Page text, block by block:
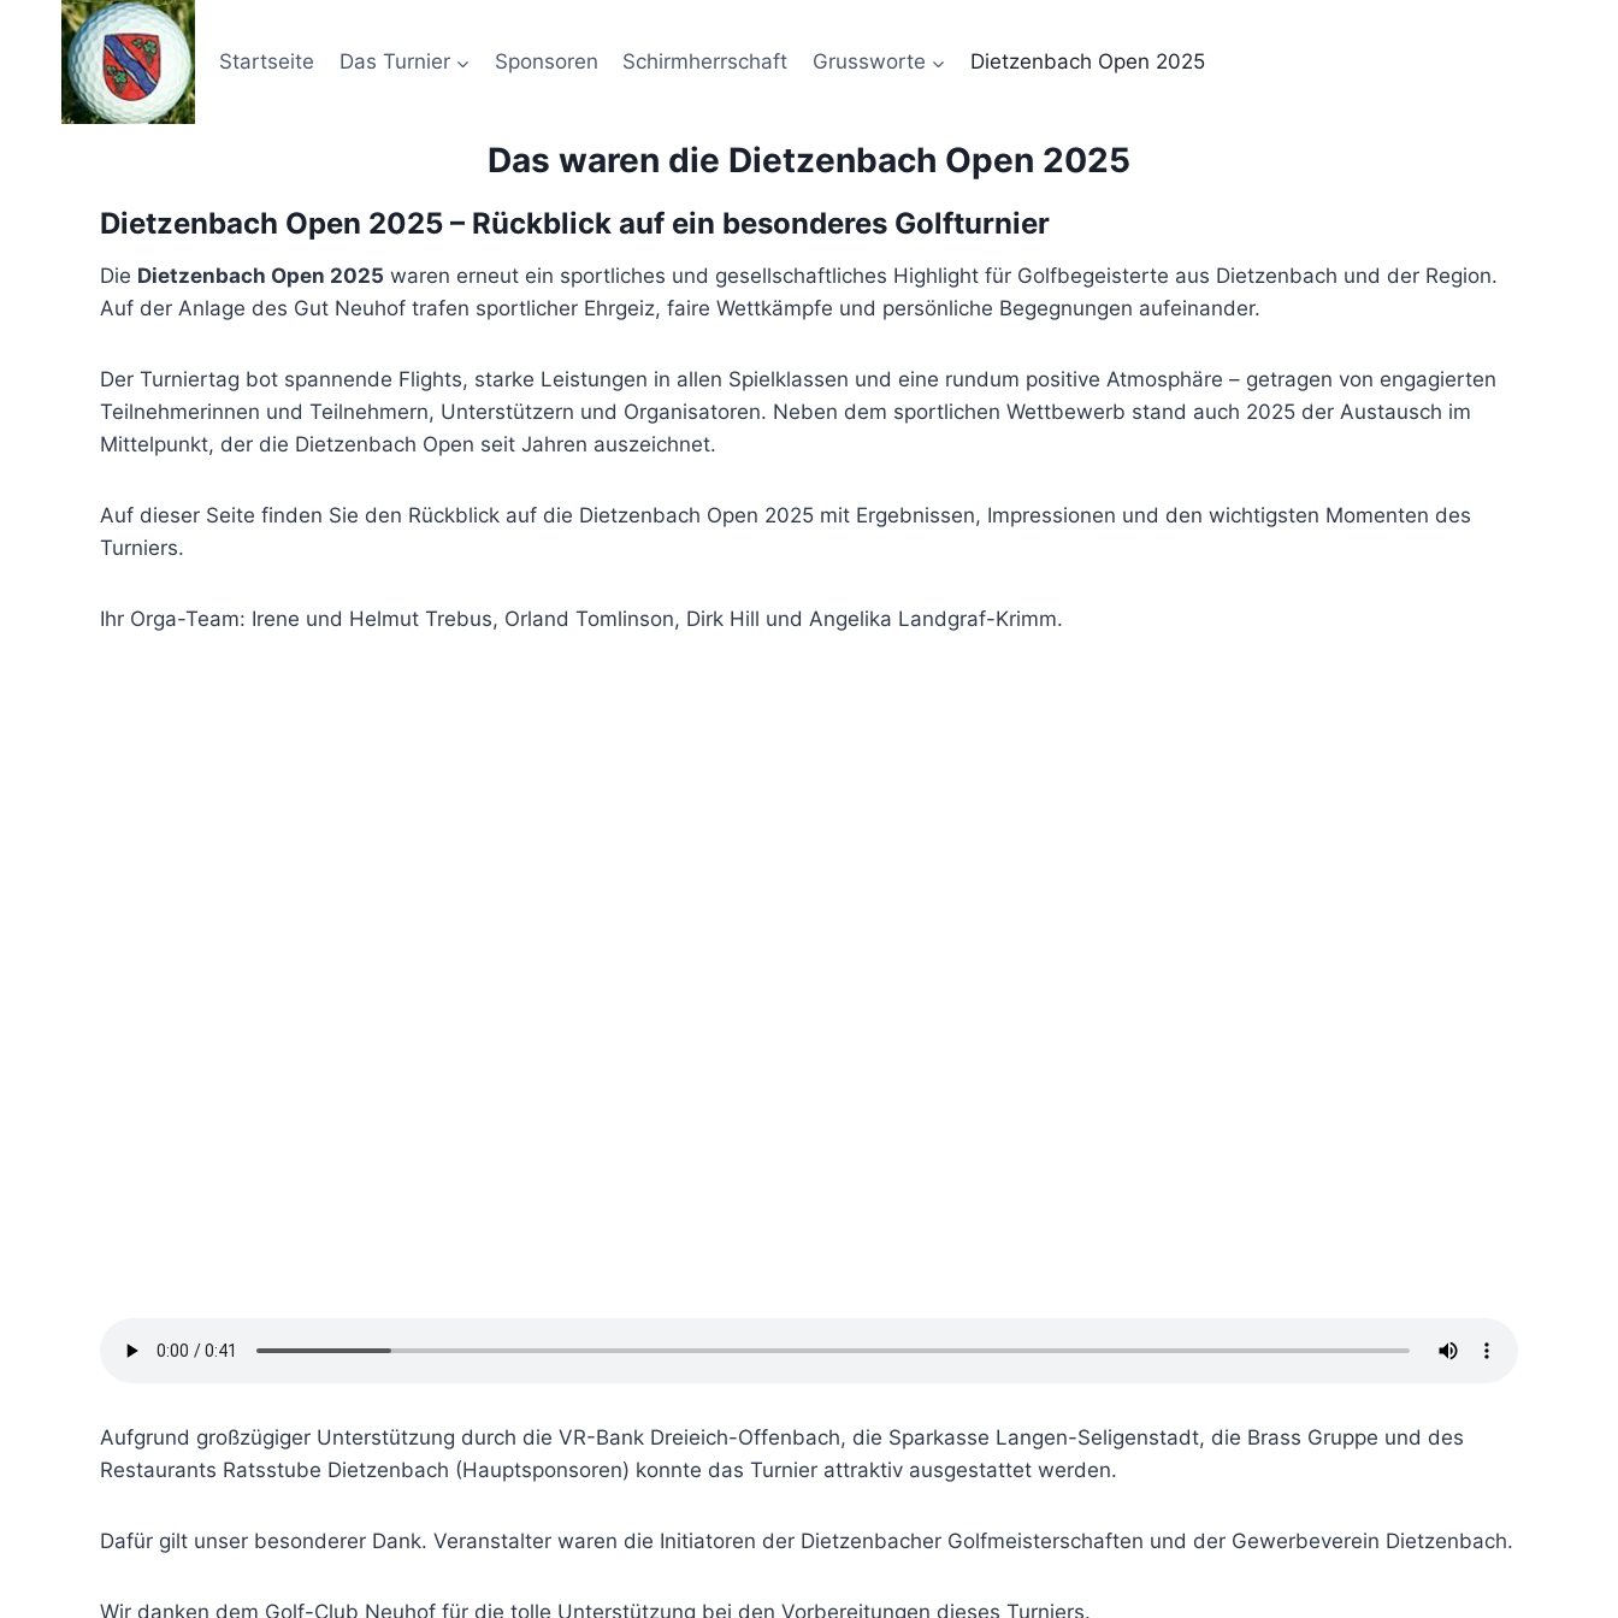
springen
Startseite Das Turnier Sponsoren Schirmherrschaft Grussworte Dietzenbach Open 2025
Das waren die Dietzenbach Open 2025
Dietzenbach Open 2025 – Rückblick auf ein besonderes Golfturnier
Die Dietzenbach Open 2025 waren erneut ein sportliches und gesellschaftliches Highlight für Golfbegeisterte aus Dietzenbach und der Region.
Auf der Anlage des Gut Neuhof trafen sportlicher Ehrgeiz, faire Wettkämpfe und persönliche Begegnungen aufeinander.
Der Turniertag bot spannende Flights, starke Leistungen in allen Spielklassen und eine rundum positive Atmosphäre – getragen von engagierten
Teilnehmerinnen und Teilnehmern, Unterstützern und Organisatoren. Neben dem sportlichen Wettbewerb stand auch 2025 der Austausch im
Mittelpunkt, der die Dietzenbach Open seit Jahren auszeichnet.
Auf dieser Seite finden Sie den Rückblick auf die Dietzenbach Open 2025 mit Ergebnissen, Impressionen und den wichtigsten Momenten des
Turniers.
Ihr Orga-Team: Irene und Helmut Trebus, Orland Tomlinson, Dirk Hill und Angelika Landgraf-Krimm.
Aufgrund großzügiger Unterstützung durch die VR-Bank Dreieich-Offenbach, die Sparkasse Langen-Seligenstadt, die Brass Gruppe und des
Restaurants Ratsstube Dietzenbach (Hauptsponsoren) konnte das Turnier attraktiv ausgestattet werden.
Dafür gilt unser besonderer Dank. Veranstalter waren die Initiatoren der Dietzenbacher Golfmeisterschaften und der Gewerbeverein Dietzenbach.
Wir danken dem Golf-Club Neuhof für die tolle Unterstützung bei den Vorbereitungen dieses Turniers.